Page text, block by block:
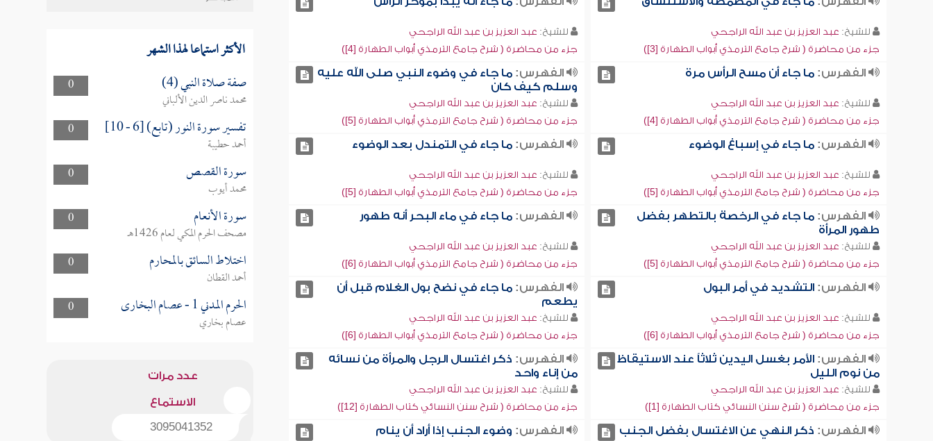
للشيخ: عبد العزيز بن عبد الله الراجحي
جزء من محاضرة ( شرح جامع الترمذي أبواب الطهارة [3])
للشيخ: عبد العزيز بن عبد الله الراجحي
جزء من محاضرة ( شرح جامع الترمذي أبواب الطهارة [4])
الفهرس:ما جاء أن مسح الرأس مرة
للشيخ: عبد العزيز بن عبد الله الراجحي
جزء من محاضرة ( شرح جامع الترمذي أبواب الطهارة [4])
الفهرس: ما جاء في وضوء النبي صلى الله عليه
وسلم كيف كان
للشيخ: عبد العزيز بن عبد الله الراجحي
جزء من محاضرة ( شرح جامع الترمذي أبواب الطهارة [5])
الفهرس:ما جاء في إسباغ الوضوء
للشيخ: عبد العزيز بن عبد الله الراجحي
جزء من محاضرة ( شرح جامع الترمذي أبواب الطهارة [5])
الفهرس: ما جاء في التمندل بعد الوضوء
للشيخ: عبد العزيز بن عبد الله الراجحي
جزء من محاضرة ( شرح جامع الترمذي أبواب الطهارة [5])
الفهرس:ما جاء في الرخصة بالتطهر بفضل
طهور المرأة
للشيخ: عبد العزيز بن عبد الله الراجحي
جزء من محاضرة ( شرح جامع الترمذي أبواب الطهارة [5])
الفهرس: ما جاء في ماء البحر أنه طهور
للشيخ: عبد العزيز بن عبد الله الراجحي
جزء من محاضرة ( شرح جامع الترمذي أبواب الطهارة [6])
الفهرس:التشديد في أمر البول
للشيخ: عبد العزيز بن عبد الله الراجحي
جزء من محاضرة ( شرح جامع الترمذي أبواب الطهارة [6])
الفهرس: ما جاء في نضح بول الغلام قبل أن
يطعم
للشيخ: عبد العزيز بن عبد الله الراجحي
جزء من محاضرة ( شرح جامع الترمذي أبواب الطهارة [6])
الفهرس:الأمر بغسل اليدين ثلاثاً عند الاستيقاظ
من نوم الليل
للشيخ: عبد العزيز بن عبد الله الراجحي
جزء من محاضرة ( شرح سنن النسائي كتاب الطهارة [1])
الفهرس: ذكر اغتسال الرجل والمرأة من نسائه
من إناء واحد
للشيخ: عبد العزيز بن عبد الله الراجحي
جزء من محاضرة ( شرح سنن النسائي كتاب الطهارة [12])
الفهرس: ذكر النهي عن الاغتسال بفضل الجنب الفهرس: وضوء الجنب إذا أراد أن ينام
الأكثر استماعا لهذا الشهر
0 صفة صلاة النبي (4)
محمد ناصر الدين الألباني
0
تفسير سورة النور (تابع) [6 - 10]
أحمد حطيبة
0
سورة القصص
محمد أيوب
0
سورة الأنعام
مصحف الحرم المكي لعام 1426هـ
0
اختلاط السائق بالمحارم
أحمد القطان
0
الحرم المدني 1 - عصام البخارى
عصام بخاري
عدد مرات
الاستماع
3095041352